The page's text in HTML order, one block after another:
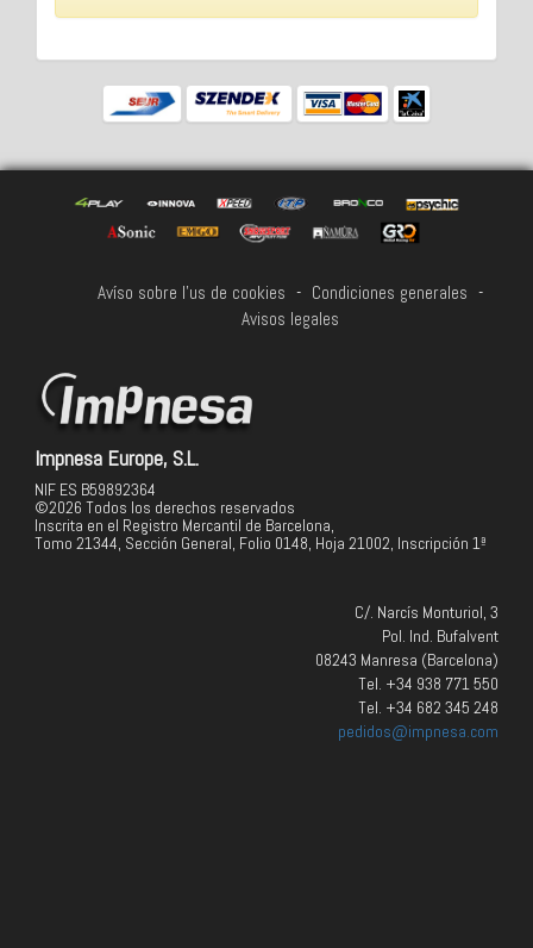
Avíso sobre l'us de cookies - Condiciones generales -
Avisos legales
Impnesa Europe, S.L.
NIF ES B59892364
©2026 Todos los derechos reservados
Inscrita en el Registro Mercantil de Barcelona,
Tomo 21344, Sección General, Folio 0148, Hoja 21002, Inscripción 1ª
C/. Narcís Monturiol, 3
Pol. Ind. Bufalvent
08243 Manresa (Barcelona)
Tel. +34 938 771 550
Tel. +34 682 345 248
pedidos@impnesa.com